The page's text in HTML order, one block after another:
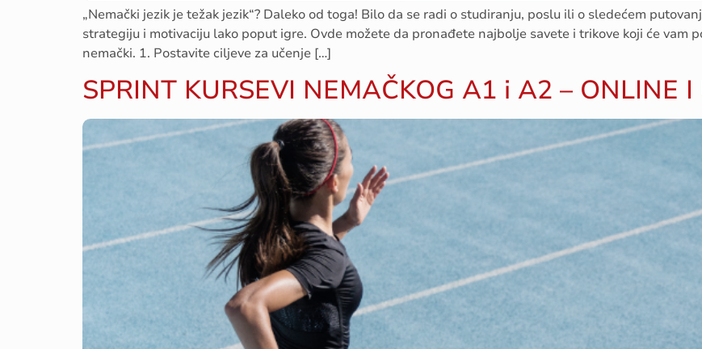
„Nemački jezik je težak jezik“? Daleko od toga! Bilo da se radi o studiranju, poslu ili o sledećem
strategiju i motivaciju lako poput igre. Ovde možete da pronađete najbolje savete i trikove koji će vam
nemački. 1. Postavite ciljeve za učenje […]
SPRINT KURSEVI NEMAČKOG A1 i A2 – ONLINE I